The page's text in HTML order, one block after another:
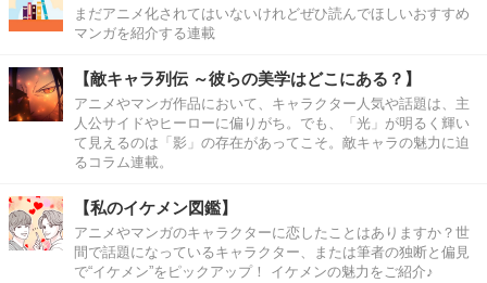
まだアニメ化されてはいないけれどぜひ読んでほしいおすすめ
マンガを紹介する連載
【敵キャラ列伝 ～彼らの美学はどこにある？】
アニメやマンガ作品において、キャラクター人気や話題は、主
人公サイドやヒーローに偏りがち。でも、「光」が明るく輝い
て見えるのは「影」の存在があってこそ。敵キャラの魅力に迫
るコラム連載。
【私のイケメン図鑑】
アニメやマンガのキャラクターに恋したことはありますか？世
間で話題になっているキャラクター、または筆者の独断と偏見
で“イケメン”をピックアップ！ イケメンの魅力をご紹介♪